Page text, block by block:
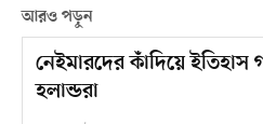
আরও পড়ুন
নেইমারদের কাঁদিয়ে
হলান্ডরা